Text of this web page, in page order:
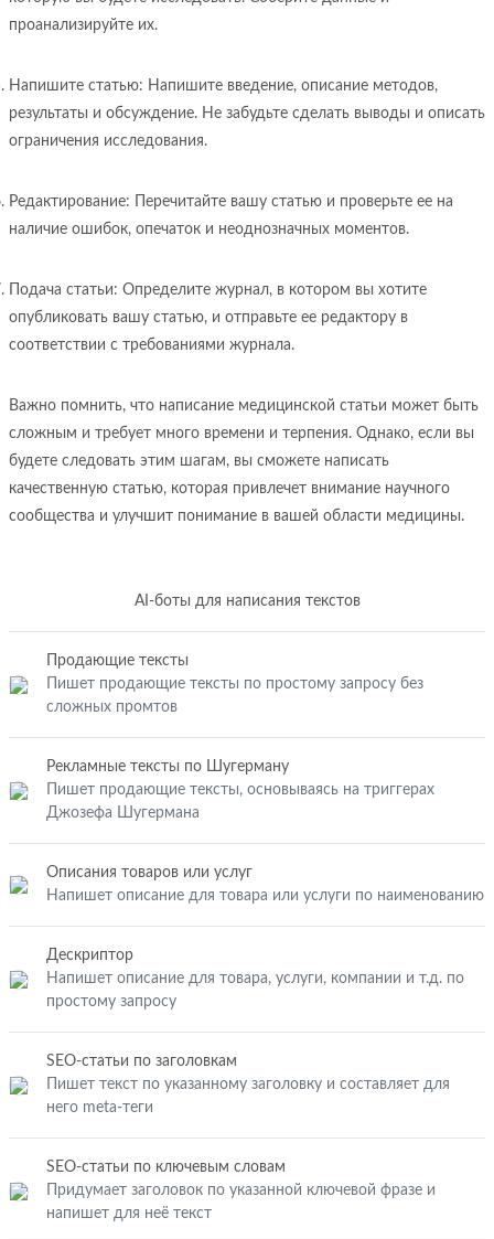
проанализируйте их.
Напишите статью: Напишите введение, описание методов,
результаты и обсуждение. Не забудьте сделать выводы и описать
ограничения исследования.
Редактирование: Перечитайте вашу статью и проверьте ее на
наличие ошибок, опечаток и неоднозначных моментов.
Подача статьи: Определите журнал, в котором вы хотите
опубликовать вашу статью, и отправьте ее редактору в
соответствии с требованиями журнала.
Важно помнить, что написание медицинской статьи может быть
сложным и требует много времени и терпения. Однако, если вы
будете следовать этим шагам, вы сможете написать
качественную статью, которая привлечет внимание научного
сообщества и улучшит понимание в вашей области медицины.
AI-боты для написания текстов
Продающие тексты
Пишет продающие тексты по простому запросу без
сложных промтов
Рекламные тексты по Шугерману
Пишет продающие тексты, основываясь на триггерах
Джозефа Шугермана
Описания товаров или услуг
Напишет описание для товара или услуги по наименованию
Дескриптор
Напишет описание для товара, услуги, компании и т.д. по
простому запросу
SEO-статьи по заголовкам
Пишет текст по указанному заголовку и составляет для
него meta-теги
SEO-статьи по ключевым словам
Придумает заголовок по указанной ключевой фразе и
напишет для неё текст